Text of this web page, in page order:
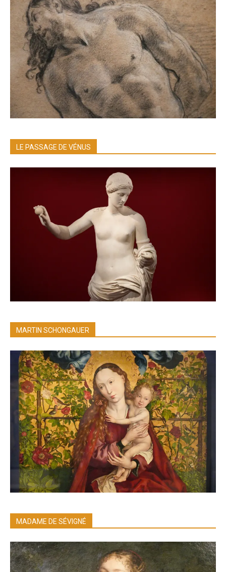
LE PASSAGE DE VÉNUS
MARTIN SCHONGAUER
MADAME DE SÉVIGNÉ